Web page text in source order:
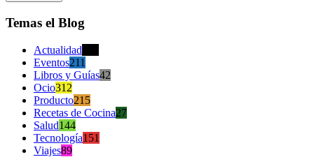
Temas el Blog
Actualidad
Eventos211
Libros y Guías42
Ocio312
Producto215
Recetas de Cocina27
Salud144
Tecnología151
Viajes89